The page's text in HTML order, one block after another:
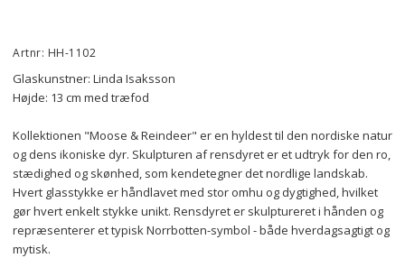
Artnr: HH-1102
Glaskunstner: Linda Isaksson
Højde: 13 cm med træfod
Kollektionen "Moose & Reindeer" er en hyldest til den nordiske natur
og dens ikoniske dyr. Skulpturen af rensdyret er et udtryk for den ro,
stædighed og skønhed, som kendetegner det nordlige landskab.
Hvert glasstykke er håndlavet med stor omhu og dygtighed, hvilket
gør hvert enkelt stykke unikt. Rensdyret er skulptureret i hånden og
repræsenterer et typisk Norrbotten-symbol - både hverdagsagtigt og
mytisk.